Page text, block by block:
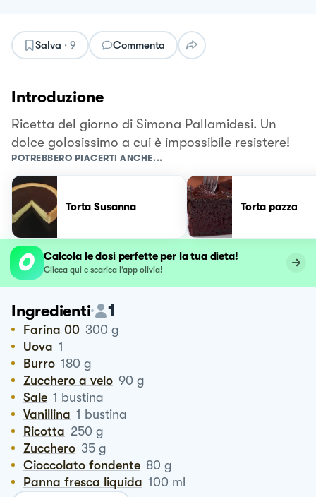
Salva · 9 Commenta
Introduzione
Ricetta del giorno di Simona Pallamidesi. Un
dolce golosissimo a cui è impossibile resistere!
POTREBBERO PIACERTI ANCHE...
Torta Susanna Torta pazza
Calcola le dosi perfette per la tua dieta!
Clicca qui e scarica l’app olivia!
Ingredienti 1
Farina 00 300 g
Uova 1
Burro 180 g
Zucchero a velo 90 g
Sale 1 bustina
Vanillina 1 bustina
Ricotta 250 g
Zucchero 35 g
Cioccolato fondente 80 g
Panna fresca liquida 100 ml